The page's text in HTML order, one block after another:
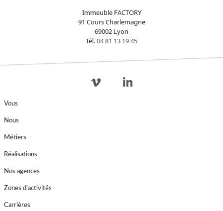
Immeuble FACTORY
91 Cours Charlemagne
69002 Lyon
Tél.04 81 13 19 45
Vous
Nous
Métiers
Réalisations
Nos agences
Zones d’activités
Carrières